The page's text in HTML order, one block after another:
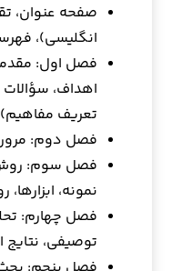
صفحه عنوان،
انگلیسی)،
فصل اول:
اهداف،
تعریف مفاهیم)
فصل دوم: مرور
فصل سوم:
نمونه،
فصل چهارم:
توصیفی،